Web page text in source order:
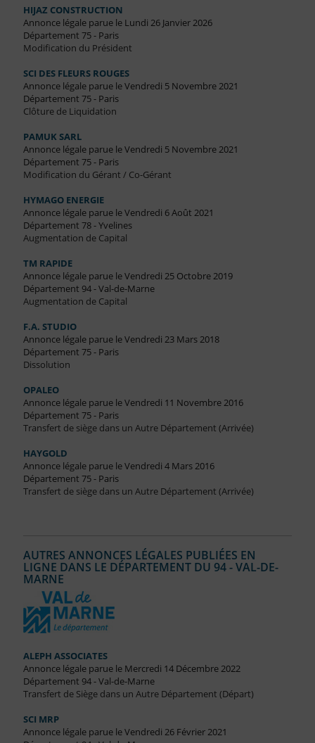
HIJAZ CONSTRUCTION
Annonce légale parue le Lundi 26 Janvier 2026
Département 75 - Paris
Modification du Président
SCI DES FLEURS ROUGES
Annonce légale parue le Vendredi 5 Novembre 2021
Département 75 - Paris
Clôture de Liquidation
PAMUK SARL
Annonce légale parue le Vendredi 5 Novembre 2021
Département 75 - Paris
Modification du Gérant / Co-Gérant
HYMAGO ENERGIE
Annonce légale parue le Vendredi 6 Août 2021
Département 78 - Yvelines
Augmentation de Capital
TM RAPIDE
Annonce légale parue le Vendredi 25 Octobre 2019
Département 94 - Val-de-Marne
Augmentation de Capital
F.A. STUDIO
Annonce légale parue le Vendredi 23 Mars 2018
Département 75 - Paris
Dissolution
OPALEO
Annonce légale parue le Vendredi 11 Novembre 2016
Département 75 - Paris
Transfert de siège dans un Autre Département (Arrivée)
HAYGOLD
Annonce légale parue le Vendredi 4 Mars 2016
Département 75 - Paris
Transfert de siège dans un Autre Département (Arrivée)
AUTRES ANNONCES LÉGALES PUBLIÉES EN
LIGNE DANS LE DÉPARTEMENT DU 94 - VAL-DE-
MARNE
ALEPH ASSOCIATES
Annonce légale parue le Mercredi 14 Décembre 2022
Département 94 - Val-de-Marne
Transfert de Siège dans un Autre Département (Départ)
SCI MRP
Annonce légale parue le Vendredi 26 Février 2021